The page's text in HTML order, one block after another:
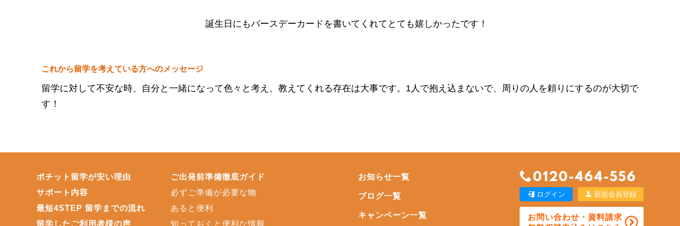
誕生日にもバースデーカードを書いてくれてとても嬉しかったです！
これから留学を考えている方へのメッセージ
留学に対して不安な時、自分と一緒になって色々と考え、教えてくれる存在は大事です。1人で抱え込まないで、周りの人を頼りにするのが大切で
す！
ポチット留学が安い理由
サポート内容
最短4STEP 留学までの流れ
留学したご利用者様の声
ご出発前準備徹底ガイド
必ずご準備が必要な物
あると便利
知っておくと便利な情報
お知らせ一覧
ブログ一覧
キャンペーン一覧
0120-464-556
ログイン 新規会員登録
お問い合わせ・資料請求